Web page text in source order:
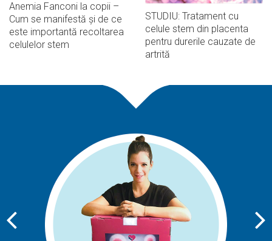
Anemia Fanconi la copii –
Cum se manifestă și de ce
este importantă recoltarea
celulelor stem
STUDIU: Tratament cu
celule stem din placenta
pentru durerile cauzate de
artrită